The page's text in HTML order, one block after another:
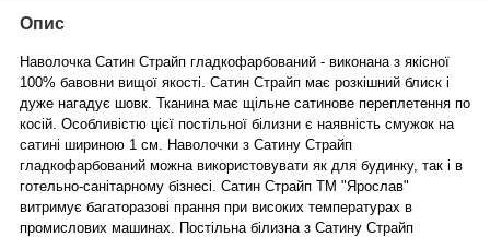
Опис
Наволочка Сатин Страйп гладкофарбований - виконана з якісної
100% бавовни вищої якості. Сатин Страйп має розкішний блиск і
дуже нагадує шовк. Тканина має щільне сатинове переплетення по
косій. Особливістю цієї постільної білизни є наявність смужок на
сатині шириною 1 см. Наволочки з Сатину Страйп
гладкофарбований можна використовувати як для будинку, так і в
готельно-санітарному бізнесі. Сатин Страйп ТМ "Ярослав"
витримує багаторазові прання при високих температурах в
промислових машинах. Постільна білизна з Сатину Страйп